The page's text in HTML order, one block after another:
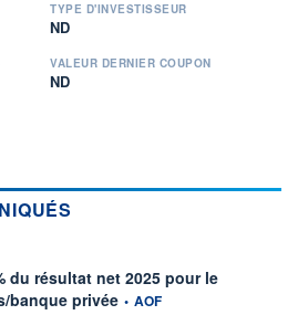
TYPE D'INVESTISSEUR
ND
VALEUR DERNIER COUPON
ND
du résultat net 2025 pour le
banque privée information fournie par
• AOF